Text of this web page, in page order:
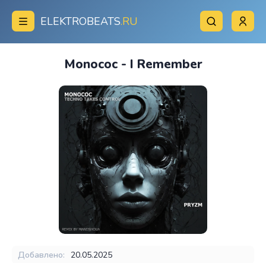
ELEKTROBEATS.RU
Monococ - I Remember
Добавлено:
20.05.2025